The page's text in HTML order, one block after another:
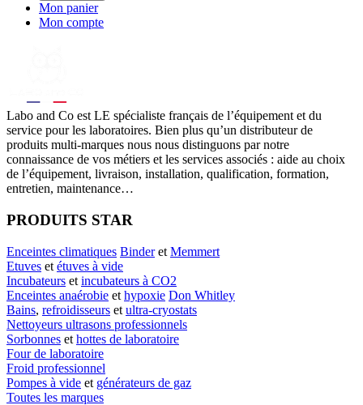
Mon panier
Mon compte
Labo and Co est LE spécialiste français de l’équipement et du
service pour les laboratoires. Bien plus qu’un distributeur de
produits multi-marques nous nous distinguons par notre
connaissance de vos métiers et les services associés : aide au choix
de l’équipement, livraison, installation, qualification, formation,
entretien, maintenance…
PRODUITS STAR
Enceintes climatiques Binderet Memmert
Etuves et étuves à vide
Incubateurs et incubateurs à CO2
Enceintes anaérobie et hypoxie Don Whitley
Bains, refroidisseurs et ultra-cryostats
Nettoyeurs ultrasons professionnels
Sorbonnes et hottes de laboratoire
Four de laboratoire
Froid professionnel
Pompes à vide et générateurs de gaz
Toutes les marques